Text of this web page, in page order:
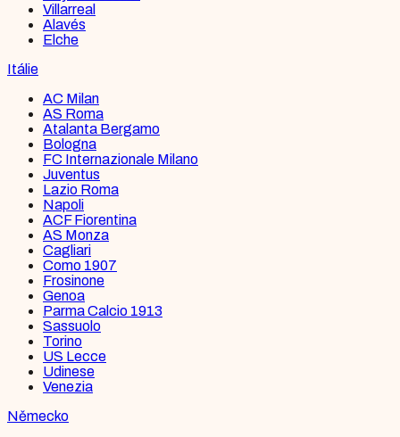
Villarreal
Alavés
Elche
Itálie
AC Milan
AS Roma
Atalanta Bergamo
Bologna
FC Internazionale Milano
Juventus
Lazio Roma
Napoli
ACF Fiorentina
AS Monza
Cagliari
Como 1907
Frosinone
Genoa
Parma Calcio 1913
Sassuolo
Torino
US Lecce
Udinese
Venezia
Německo